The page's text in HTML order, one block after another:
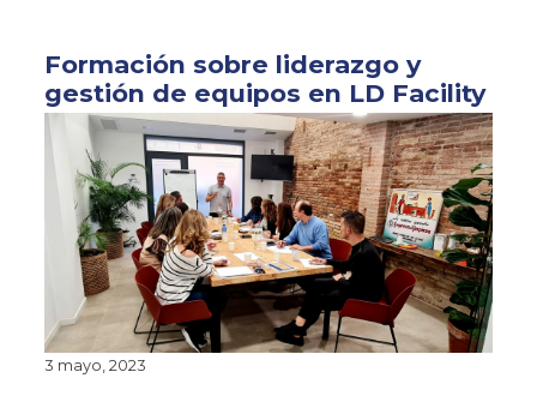
Formación sobre liderazgo y
gestión de equipos en LD Facility
3 mayo, 2023